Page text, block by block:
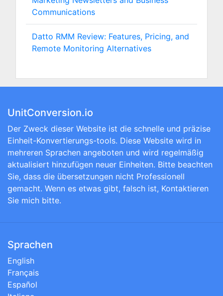
Communications
Datto RMM Review: Features, Pricing, and
Remote Monitoring Alternatives
UnitConversion.io
Der Zweck dieser Website ist die schnelle und präzise
Einheit-Konvertierungs-tools. Diese Website wird in
mehreren Sprachen angeboten und wird regelmäßig
aktualisiert hinzufügen neuer Einheiten. Bitte beachten
Sie, dass die übersetzungen nicht Professionell
gemacht. Wenn es etwas gibt, falsch ist, Kontaktieren
Sie mich bitte.
Sprachen
English
Français
Español